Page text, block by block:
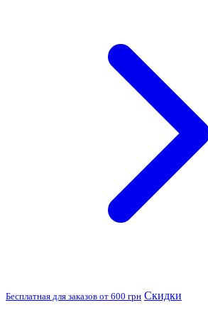
Бесплатная для заказов от 600 грн Скидки